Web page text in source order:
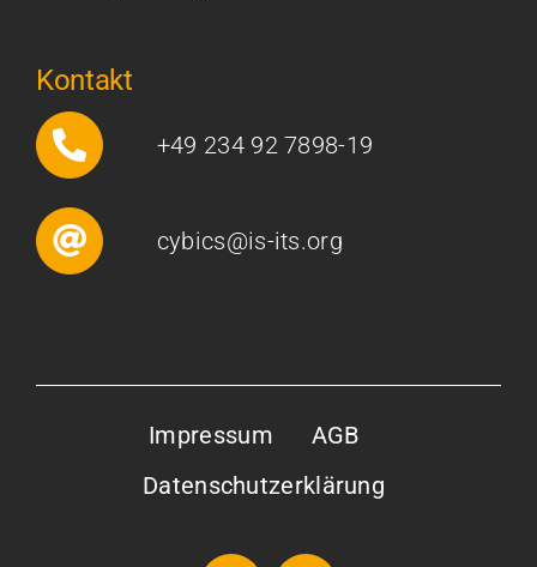
Kontakt
+49 234 92 7898-19
cybics@is-its.org
Impressum
AGB
Datenschutzerklärung